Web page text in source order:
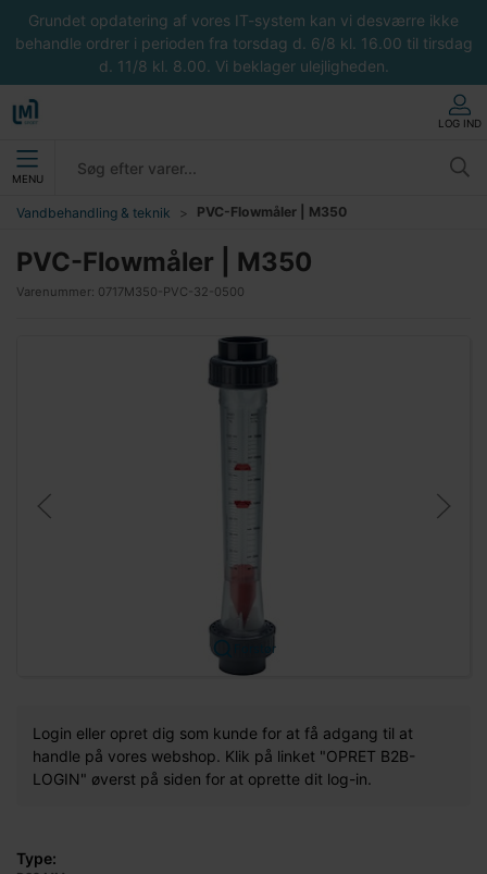
Grundet opdatering af vores IT-system kan vi desværre ikke
behandle ordrer i perioden fra torsdag d. 6/8 kl. 16.00 til tirsdag
d. 11/8 kl. 8.00. Vi beklager ulejligheden.
LOG IND
MENU
Vandbehandling & teknik PVC-Flowmåler | M350
PVC-Flowmåler | M350
Varenummer: 0717M350-PVC-32-0500
Forstør
Login eller opret dig som kunde for at få adgang til at
handle på vores webshop. Klik på linket "OPRET B2B-
LOGIN" øverst på siden for at oprette dit log-in.
Type: